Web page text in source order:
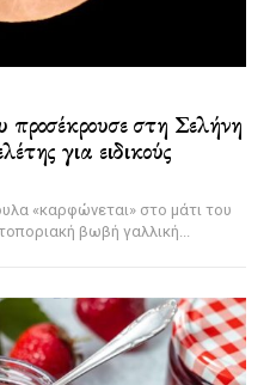
στη Σελήνη
για ειδικούς
«καρφώνεται» στο μάτι του
βωβή γαλλική...